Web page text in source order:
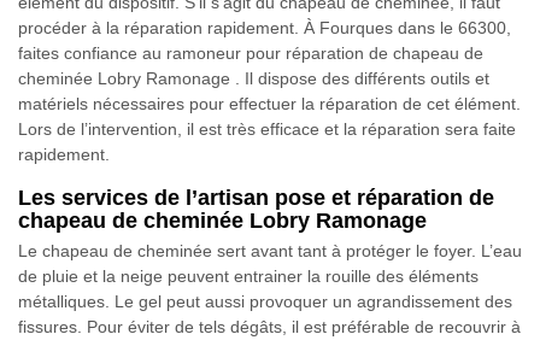
procéder à la réparation rapidement. À Fourques dans le 66300,
faites confiance au ramoneur pour réparation de chapeau de
cheminée Lobry Ramonage . Il dispose des différents outils et
matériels nécessaires pour effectuer la réparation de cet élément.
Lors de l’intervention, il est très efficace et la réparation sera faite
rapidement.
Les services de l’artisan pose et réparation de
chapeau de cheminée Lobry Ramonage
Le chapeau de cheminée sert avant tant à protéger le foyer. L’eau
de pluie et la neige peuvent entrainer la rouille des éléments
métalliques. Le gel peut aussi provoquer un agrandissement des
fissures. Pour éviter de tels dégâts, il est préférable de recouvrir à